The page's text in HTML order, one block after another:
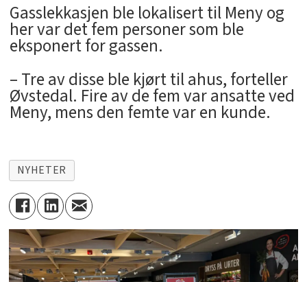
Gasslekkasjen ble lokalisert til Meny og
her var det fem personer som ble
eksponert for gassen.
– Tre av disse ble kjørt til ahus, forteller
Øvstedal. Fire av de fem var ansatte ved
Meny, mens den femte var en kunde.
NYHETER